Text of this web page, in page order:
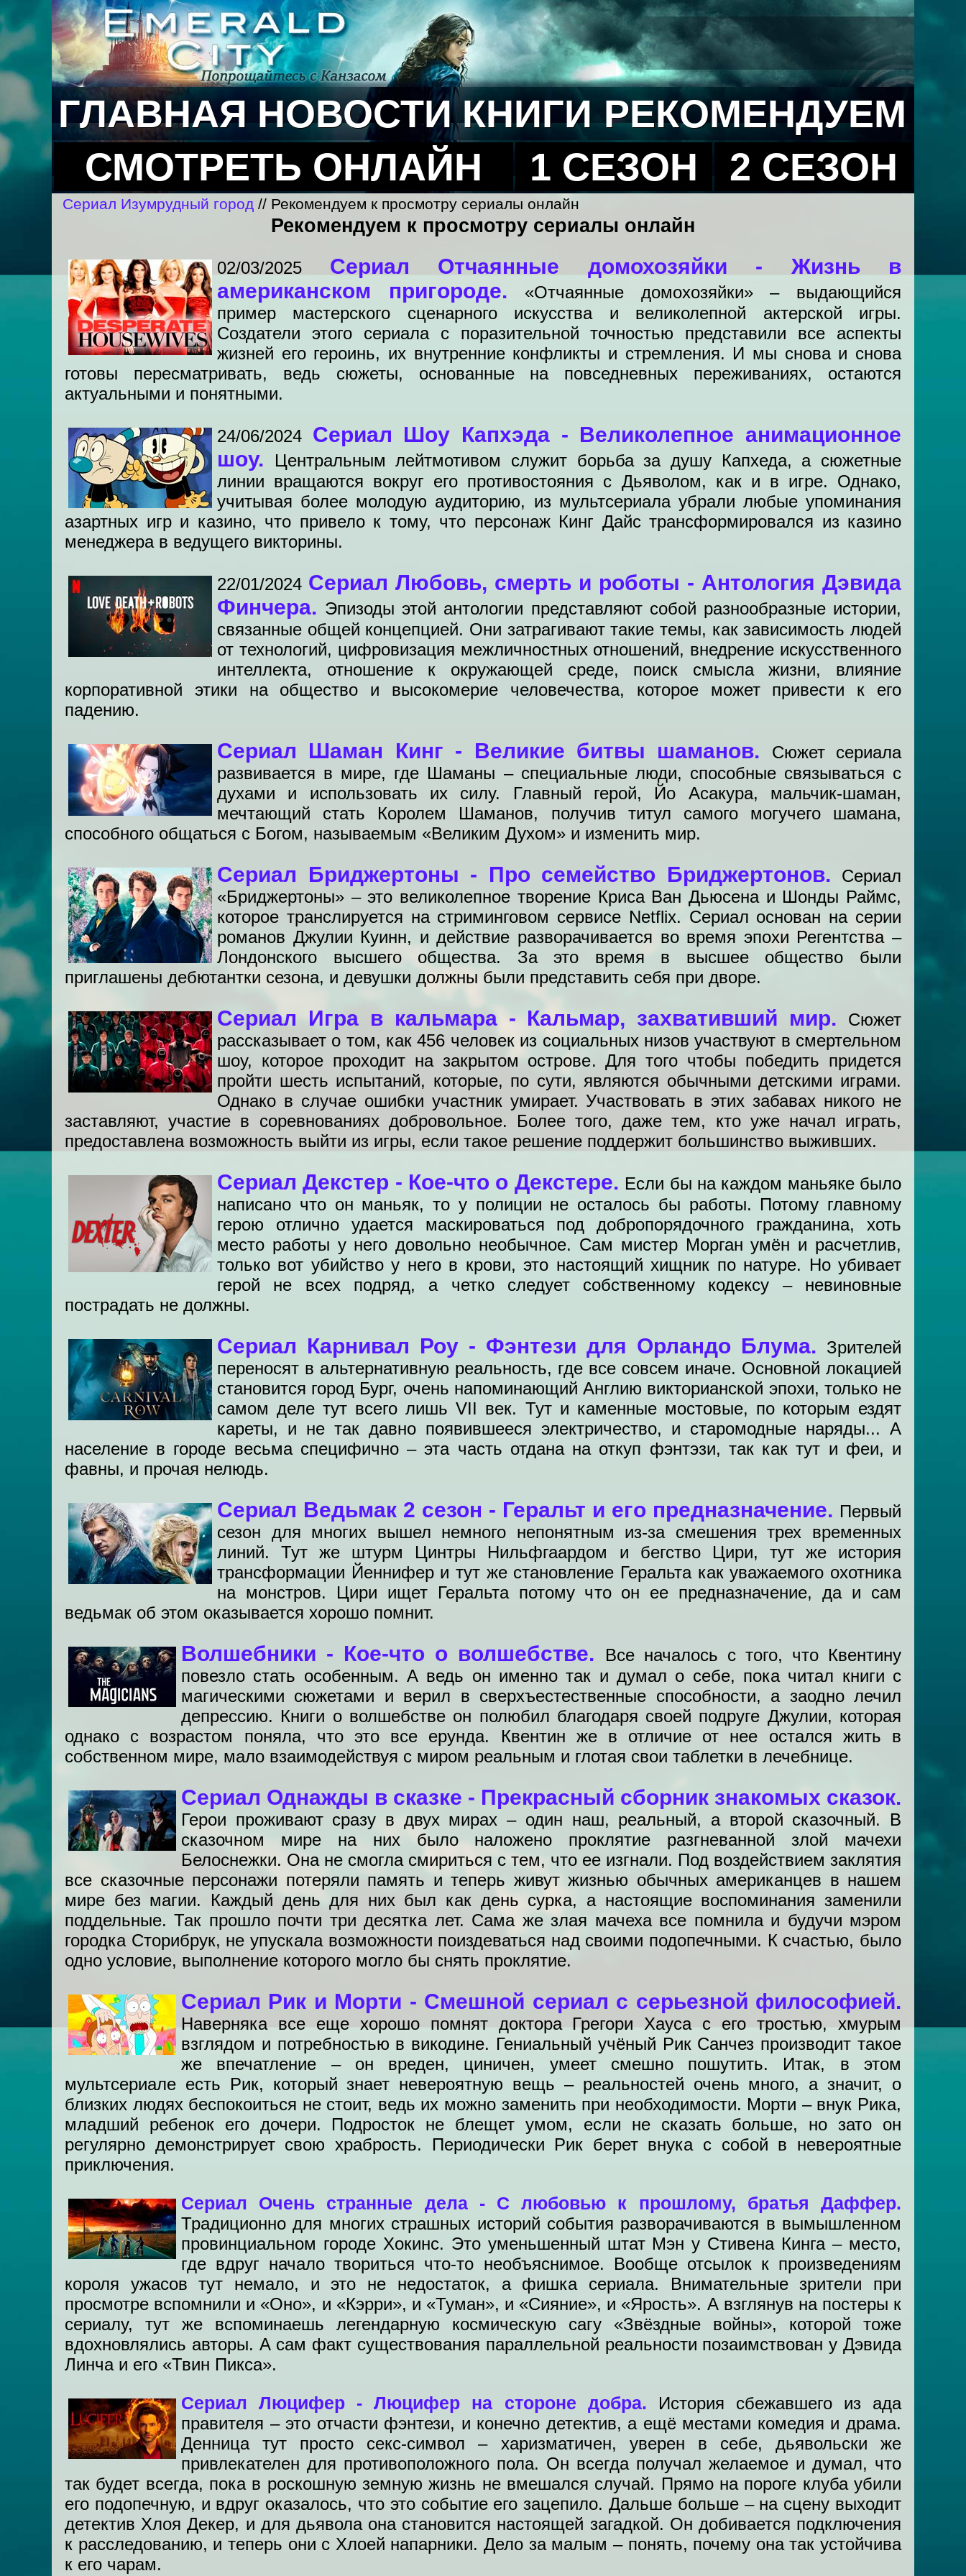
ГЛАВНАЯ НОВОСТИ КНИГИ РЕКОМЕНДУЕМ
СМОТРЕТЬ ОНЛАЙН
1 СЕЗОН 2 СЕЗОН
Сериал Изумрудный город // Рекомендуем к просмотру сериалы онлайн
Рекомендуем к просмотру сериалы онлайн
02/03/2025 Сериал Отчаянные домохозяйки - Жизнь в
американском пригороде.
«Отчаянные домохозяйки» – выдающийся
пример мастерского сценарного искусства и великолепной актерской игры.
Создатели этого сериала с поразительной точностью представили все аспекты
жизней его героинь, их внутренние конфликты и стремления. И мы снова и снова
готовы пересматривать, ведь сюжеты, основанные на повседневных переживаниях, остаются
актуальными и понятными.
24/06/2024 Сериал Шоу Капхэда - Великолепное анимационное
шоу.
Центральным лейтмотивом служит борьба за душу Капхеда, а сюжетные
линии вращаются вокруг его противостояния с Дьяволом, как и в игре. Однако,
учитывая более молодую аудиторию, из мультсериала убрали любые упоминания
азартных игр и казино, что привело к тому, что персонаж Кинг Дайс трансформировался из казино
менеджера в ведущего викторины.
22/01/2024 Сериал Любовь, смерть и роботы - Антология Дэвида
Финчера. Эпизоды этой антологии представляют собой разнообразные истории,
связанные общей концепцией. Они затрагивают такие темы, как зависимость людей
от технологий, цифровизация межличностных отношений, внедрение искусственного
интеллекта, отношение к окружающей среде, поиск смысла жизни, влияние
корпоративной этики на общество и высокомерие человечества, которое может привести к его
падению.
Сериал Шаман Кинг - Великие битвы шаманов.
Сюжет сериала
развивается в мире, где Шаманы – специальные люди, способные связываться с
духами и использовать их силу. Главный герой, Йо Асакура, мальчик-шаман,
мечтающий стать Королем Шаманов, получив титул самого могучего шамана,
способного общаться с Богом, называемым «Великим Духом» и изменить мир.
Сериал Бриджертоны - Про семейство Бриджертонов.
Сериал
«Бриджертоны» – это великолепное творение Криса Ван Дьюсена и Шонды Раймс,
которое транслируется на стриминговом сервисе Netflix. Сериал основан на серии
романов Джулии Куинн, и действие разворачивается во время эпохи Регентства –
Лондонского высшего общества. За это время в высшее общество были
приглашены дебютантки сезона, и девушки должны были представить себя при дворе.
Сериал Игра в кальмара - Кальмар, захвативший мир.
Сюжет
рассказывает о том, как 456 человек из социальных низов участвуют в смертельном
шоу, которое проходит на закрытом острове. Для того чтобы победить придется
пройти шесть испытаний, которые, по сути, являются обычными детскими играми.
Однако в случае ошибки участник умирает. Участвовать в этих забавах никого не
заставляют, участие в соревнованиях добровольное. Более того, даже тем, кто уже начал играть,
предоставлена возможность выйти из игры, если такое решение поддержит большинство выживших.
Сериал Декстер - Кое-что о Декстере. Если бы на каждом маньяке было
написано что он маньяк, то у полиции не осталось бы работы. Потому главному
герою отлично удается маскироваться под добропорядочного гражданина, хоть
место работы у него довольно необычное. Сам мистер Морган умён и расчетлив,
только вот убийство у него в крови, это настоящий хищник по натуре. Но убивает
герой не всех подряд, а четко следует собственному кодексу – невиновные
пострадать не должны.
Сериал Карнивал Роу - Фэнтези для Орландо Блума. Зрителей
переносят в альтернативную реальность, где все совсем иначе. Основной локацией
становится город Бург, очень напоминающий Англию викторианской эпохи, только не
самом деле тут всего лишь VII век. Тут и каменные мостовые, по которым ездят
кареты, и не так давно появившееся электричество, и старомодные наряды... А
население в городе весьма специфично – эта часть отдана на откуп фэнтэзи, так как тут и феи, и
фавны, и прочая нелюдь.
Сериал Ведьмак 2 сезон - Геральт и его предназначение. Первый
сезон для многих вышел немного непонятным из-за смешения трех временных
линий. Тут же штурм Цинтры Нильфгаардом и бегство Цири, тут же история
трансформации Йеннифер и тут же становление Геральта как уважаемого охотника
на монстров. Цири ищет Геральта потому что он ее предназначение, да и сам
ведьмак об этом оказывается хорошо помнит.
Волшебники - Кое-что о волшебстве.
Все началось с того, что Квентину
повезло стать особенным. А ведь он именно так и думал о себе, пока читал книги с
магическими сюжетами и верил в сверхъестественные способности, а заодно лечил
депрессию. Книги о волшебстве он полюбил благодаря своей подруге Джулии, которая
однако с возрастом поняла, что это все ерунда. Квентин же в отличие от нее остался жить в
собственном мире, мало взаимодействуя с миром реальным и глотая свои таблетки в лечебнице.
Сериал Однажды в сказке - Прекрасный сборник знакомых сказок.
Герои проживают сразу в двух мирах – один наш, реальный, а второй сказочный. В
сказочном мире на них было наложено проклятие разгневанной злой мачехи
Белоснежки. Она не смогла смириться с тем, что ее изгнали. Под воздействием заклятия
все сказочные персонажи потеряли память и теперь живут жизнью обычных американцев в нашем
мире без магии. Каждый день для них был как день сурка, а настоящие воспоминания заменили
поддельные. Так прошло почти три десятка лет. Сама же злая мачеха все помнила и будучи мэром
городка Сторибрук, не упускала возможности поиздеваться над своими подопечными. К счастью, было
одно условие, выполнение которого могло бы снять проклятие.
Сериал Рик и Морти - Смешной сериал с серьезной философией.
Наверняка все еще хорошо помнят доктора Грегори Хауса с его тростью, хмурым
взглядом и потребностью в викодине. Гениальный учёный Рик Санчез производит такое
же впечатление – он вреден, циничен, умеет смешно пошутить. Итак, в этом
мультсериале есть Рик, который знает невероятную вещь – реальностей очень много, а значит, о
близких людях беспокоиться не стоит, ведь их можно заменить при необходимости. Морти – внук Рика,
младший ребенок его дочери. Подросток не блещет умом, если не сказать больше, но зато он
регулярно демонстрирует свою храбрость. Периодически Рик берет внука с собой в невероятные
приключения.
Сериал Очень странные дела - С любовью к прошлому, братья Даффер.
Традиционно для многих страшных историй события разворачиваются в вымышленном
провинциальном городе Хокинс. Это уменьшенный штат Мэн у Стивена Кинга – место,
где вдруг начало твориться что-то необъяснимое. Вообще отсылок к произведениям
короля ужасов тут немало, и это не недостаток, а фишка сериала. Внимательные зрители при
просмотре вспомнили и «Оно», и «Кэрри», и «Туман», и «Сияние», и «Ярость». А взглянув на постеры к
сериалу, тут же вспоминаешь легендарную космическую сагу «Звёздные войны», которой тоже
вдохновлялись авторы. А сам факт существования параллельной реальности позаимствован у Дэвида
Линча и его «Твин Пикса».
Сериал Люцифер - Люцифер на стороне добра. История сбежавшего из ада
правителя – это отчасти фэнтези, и конечно детектив, а ещё местами комедия и драма.
Денница тут просто секс-символ – харизматичен, уверен в себе, дьявольски же
привлекателен для противоположного пола. Он всегда получал желаемое и думал, что
так будет всегда, пока в роскошную земную жизнь не вмешался случай. Прямо на пороге клуба убили
его подопечную, и вдруг оказалось, что это событие его зацепило. Дальше больше – на сцену выходит
детектив Хлоя Декер, и для дьявола она становится настоящей загадкой. Он добивается подключения
к расследованию, и теперь они с Хлоей напарники. Дело за малым – понять, почему она так устойчива
к его чарам.